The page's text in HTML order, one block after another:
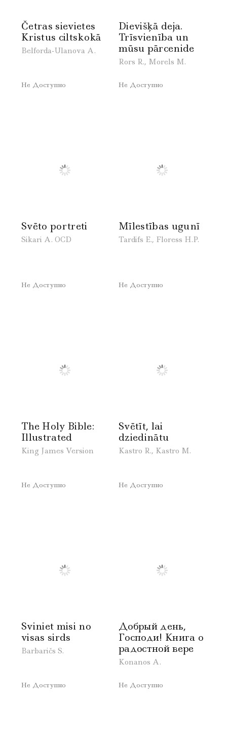
Četras sievietes
Kristus ciltskokā
Belforda-Ulanova A.
Не Доступно
Dievišķā deja.
Trīsvienība un
mūsu pārcenide
Rors R., Morels M.
Не Доступно
Svēto portreti
Sikari A. OCD
Не Доступно
Mīlestības ugunī
Tardifs E., Floress H.P.
Не Доступно
The Holy Bible:
Illustrated
King James Version
Не Доступно
Svētīt, lai
dziedinātu
Kastro R., Kastro M.
Не Доступно
Sviniet misi no
visas sirds
Barbaričs S.
Не Доступно
Добрый день,
Господи! Книга о
радостной вере
Konanos A.
Не Доступно